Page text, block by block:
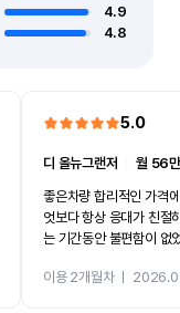
4.9
4.8
5.0
디 올뉴그랜저 ㅣ월 56
좋은차량 합리적인 가격
엇보다 항상 응대가 친절
는 기간동안 불편함이 없
카 렌트 고민없이 강추합
이용 2개월차ㅣ